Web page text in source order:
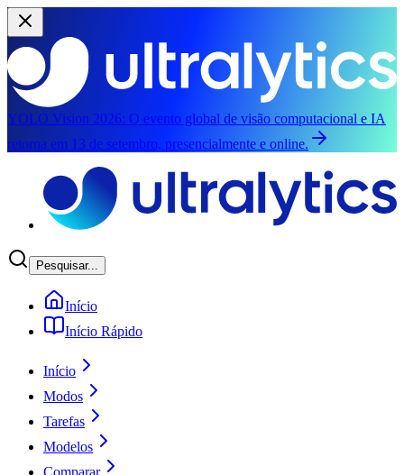
YOLO Vision 2026: O evento global de visão computacional e IA
retorna em 13 de setembro, presencialmente e online.
Pesquisar...
Início
Início Rápido
Início
Modos
Tarefas
Modelos
Comparar